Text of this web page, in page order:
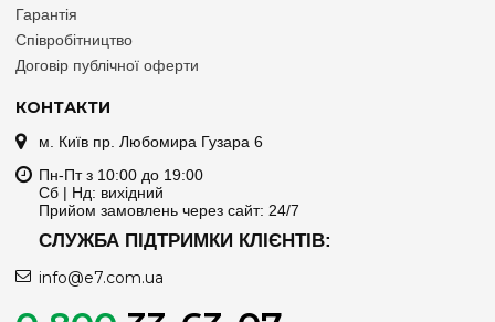
КОНТАКТИ
м. Київ пр. Любомира Гузара 6
Пн-Пт з 10:00 до 19:00
Сб | Нд: вихідний
Прийом замовлень через сайт: 24/7
СЛУЖБА ПІДТРИМКИ КЛІЄНТІВ:
info@e7.com.ua
Гарантія
Співробітництво
Договір публічної оферти